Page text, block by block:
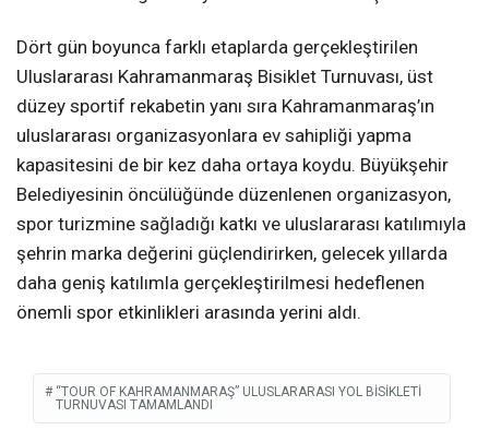
Dört gün boyunca farklı etaplarda gerçekleştirilen
Uluslararası Kahramanmaraş Bisiklet Turnuvası, üst
düzey sportif rekabetin yanı sıra Kahramanmaraş’ın
uluslararası organizasyonlara ev sahipliği yapma
kapasitesini de bir kez daha ortaya koydu. Büyükşehir
Belediyesinin öncülüğünde düzenlenen organizasyon,
spor turizmine sağladığı katkı ve uluslararası katılımıyla
şehrin marka değerini güçlendirirken, gelecek yıllarda
daha geniş katılımla gerçekleştirilmesi hedeflenen
önemli spor etkinlikleri arasında yerini aldı.
“TOUR OF KAHRAMANMARAŞ” ULUSLARARASI YOL BISIKLETI
TURNUVASI TAMAMLANDI